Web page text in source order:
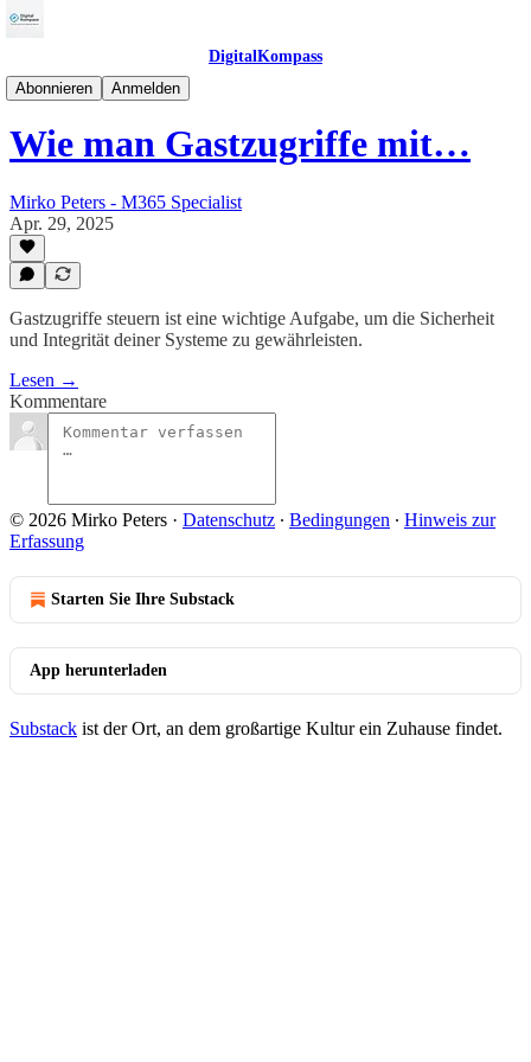
DigitalKompass
Abonnieren
Anmelden
M365Kompass
Wie man Gastzugriffe mit…
Mirko Peters - M365 Specialist
Apr. 29, 2025
Gastzugriffe steuern ist eine wichtige Aufgabe, um die Sicherheit
und Integrität deiner Systeme zu gewährleisten.
Lesen →
Kommentare
© 2026 Mirko Peters · Datenschutz ∙ Bedingungen ∙ Hinweis zur
Erfassung
Starten Sie Ihre Substack
App herunterladen
Substack ist der Ort, an dem großartige Kultur ein Zuhause findet.